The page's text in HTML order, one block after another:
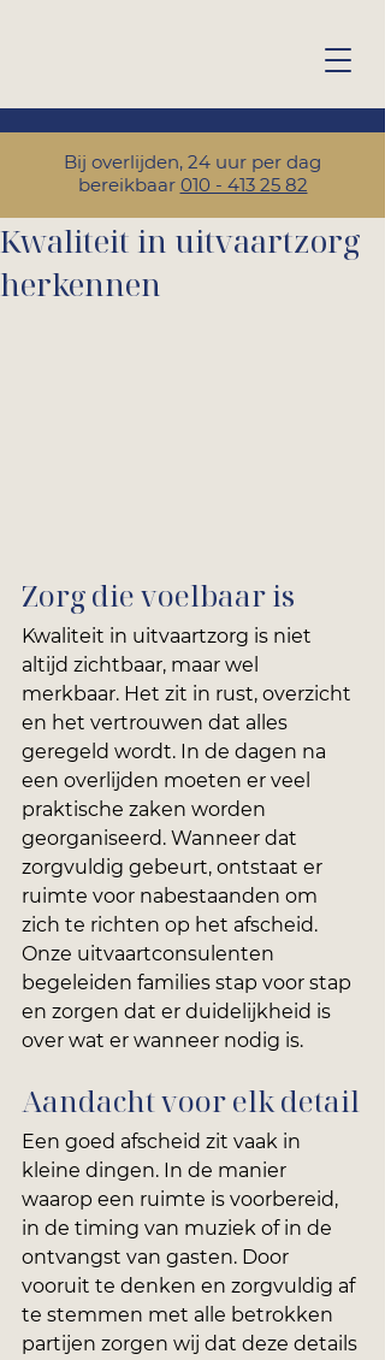
Bij overlijden, 24 uur per dag
bereikbaar 010 - 413 25 82
Kwaliteit in uitvaartzorg
herkennen
Zorg die voelbaar is
Kwaliteit in uitvaartzorg is niet
altijd zichtbaar, maar wel
merkbaar. Het zit in rust, overzicht
en het vertrouwen dat alles
geregeld wordt. In de dagen na
een overlijden moeten er veel
praktische zaken worden
georganiseerd. Wanneer dat
zorgvuldig gebeurt, ontstaat er
ruimte voor nabestaanden om
zich te richten op het afscheid.
Onze uitvaartconsulenten
begeleiden families stap voor stap
en zorgen dat er duidelijkheid is
over wat er wanneer nodig is.
Aandacht voor elk detail
Een goed afscheid zit vaak in
kleine dingen. In de manier
waarop een ruimte is voorbereid,
in de timing van muziek of in de
ontvangst van gasten. Door
vooruit te denken en zorgvuldig af
te stemmen met alle betrokken
partijen zorgen wij dat deze details